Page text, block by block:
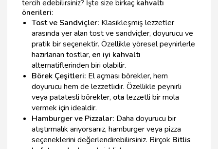
tercih edebilirsiniz? İşte size birkaç kahvaltı
önerileri:
Tost ve Sandviçler: Klasikleşmiş lezzetler
arasında yer alan tost ve sandviçler, doyurucu ve
pratik bir seçenektir. Özellikle yöresel peynirlerle
hazırlanan tostlar, en iyi kahvaltı
alternatiflerinden biri olabilir.
Börek Çeşitleri: El açması börekler, hem
doyurucu hem de lezzetlidir. Özellikle peynirli
veya patatesli börekler, ota lezzetli bir mola
vermek için idealdir.
Hamburger ve Pizzalar: Daha doyurucu bir
atıştırmalık arıyorsanız, hamburger veya pizza
seçeneklerini değerlendirebilirsiniz. Birçok Bitlis